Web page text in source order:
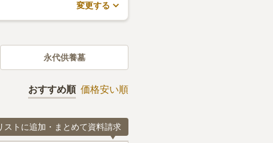
変更する
永代供養墓
おすすめ順 価格安い順
ストに追加・まとめて資料請求